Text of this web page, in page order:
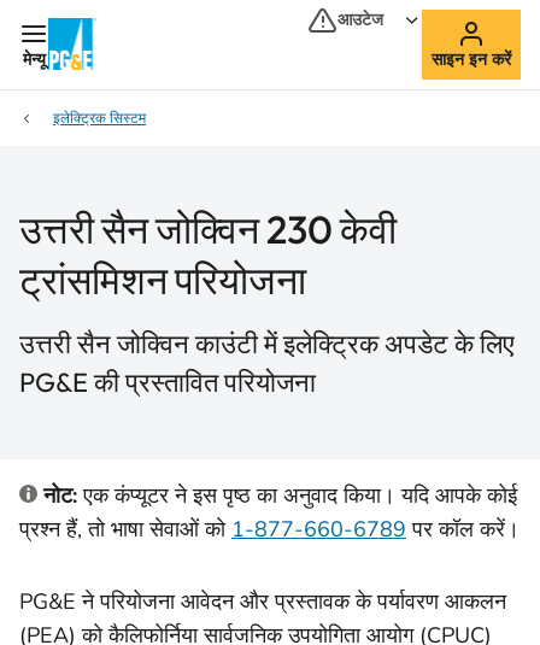
मेन्यू
आउटेज
साइन इन करें
इलेक्ट्रिक सिस्टम
उत्तरी सैन जोक्विन 230 केवी
ट्रांसमिशन परियोजना
उत्तरी सैन जोक्विन काउंटी में इलेक्ट्रिक अपडेट के लिए
PG&E की प्रस्तावित परियोजना
नोट:एक कंप्यूटर ने इस पृष्ठ का अनुवाद किया। यदि आपके कोई
प्रश्न हैं, तो भाषा सेवाओं को 1-877-660-6789 पर कॉल करें।
PG&E ने परियोजना आवेदन और प्रस्तावक के पर्यावरण आकलन
(PEA) को कैलिफोर्निया सार्वजनिक उपयोगिता आयोग (CPUC)